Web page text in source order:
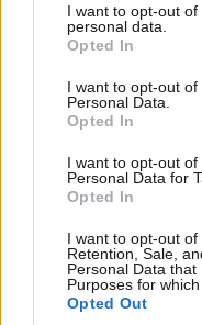
not limited to your visit
grant or deny consent
use your data for
consent section.
I want to opt-out
personal data.
Opted In
I want to opt-out
Personal Data.
Opted In
I want to opt-out
Personal Data for
Opted In
I want to opt-out of
Retention, Sale,
Personal Data
Purposes for
Opted Out
ΣΧΌΛΙΑ